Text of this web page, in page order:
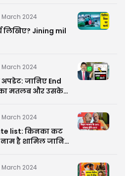
March 2024
लिखिए? Jining mil
March 2024
जानिए End
का मतलब और उसके
March 2024
list: किनका कट
है शामिल जानिए
March 2024